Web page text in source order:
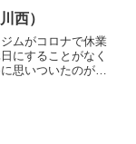
...
西）
ムがコロナで休業
にすることがなく
思いついたのが